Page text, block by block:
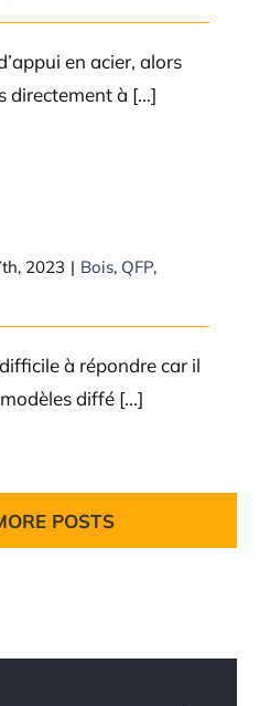
en acier, alors
directement à [...]
rampe en vinyle
2023 | Bois, QFP,
à répondre car il
diffé [...]
POSTS